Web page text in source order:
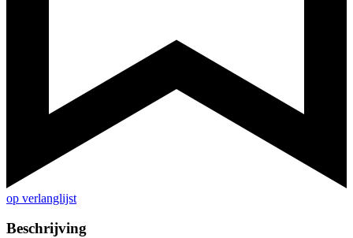
op verlanglijst
Beschrijving